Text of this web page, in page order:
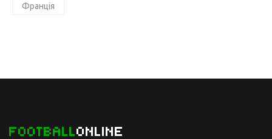
Франція
FOOTBALLONLINE